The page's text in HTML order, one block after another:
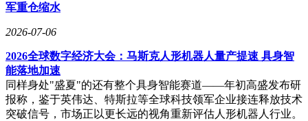
军重仓缩水
2026-07-06
2026全球数字经济大会：马斯克人形机器人量产提速 具身智
能落地加速
同样身处"盛夏"的还有整个具身智能赛道——年初高盛发布研
报称，鉴于英伟达、特斯拉等全球科技领军企业接连释放技术
突破信号，市场正以更长远的视角重新评估人形机器人行业。